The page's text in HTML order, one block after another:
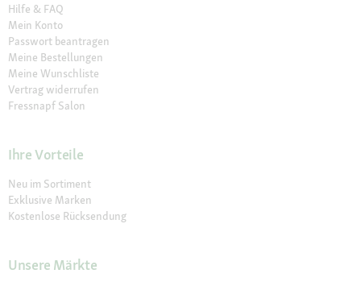
Hilfe & FAQ
Mein Konto
Passwort beantragen
Meine Bestellungen
Meine Wunschliste
Vertrag widerrufen
Fressnapf Salon
Ihre Vorteile
Neu im Sortiment
Exklusive Marken
Kostenlose Rücksendung
Unsere Märkte